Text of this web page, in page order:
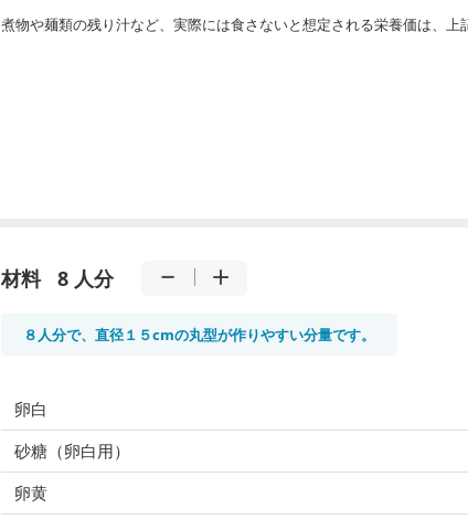
煮物や麺類の残り汁など、実際には食さないと想定される栄養価は、上
材料 8 人分
８人分で、直径１５cmの丸型が作りやすい分量です。
卵白
砂糖（卵白用）
卵黄